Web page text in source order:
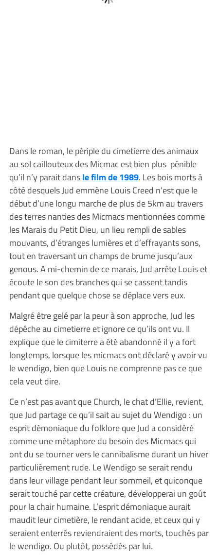
Dans le roman, le périple du cimetierre des animaux
au sol caillouteux des Micmac est bien plus pénible
qu’il n’y parait dansle film de 1989. Les bois morts à
côté desquels Jud emmène Louis Creed n’est que le
début d’une longu marche de plus de 5km au travers
des terres nanties des Micmacs mentionnées comme
les Marais du Petit Dieu, un lieu rempli de sables
mouvants, d’étranges lumières et d’effrayants sons,
tout en traversant un champs de brume jusqu’aux
genous. A mi-chemin de ce marais, Jud arrête Louis et
écoute le son des branches qui se cassent tandis
pendant que quelque chose se déplace vers eux.
Malgré être gelé par la peur à son approche, Jud les
dépêche au cimetierre et ignore ce qu’ils ont vu. Il
explique que le cimiterre a été abandonné il y a fort
longtemps, lorsque les micmacs ont déclaré y avoir vu
le wendigo, bien que Louis ne comprenne pas ce que
cela veut dire.
Ce n’est pas avant que Church, le chat d’Ellie, revient,
que Jud partage ce qu’il sait au sujet du Wendigo : un
esprit démoniaque du folklore que Jud a considéré
comme une métaphore du besoin des Micmacs qui
ont du se tourner vers le cannibalisme durant un hiver
particulièrement rude. Le Wendigo se serait rendu
dans leur village pendant leur sommeil, et quiconque
serait touché par cette créature, développerai un goût
pour la chair humaine. L’esprit démoniaque aurait
maudit leur cimetière, le rendant acide, et ceux qui y
seraient enterrés reviendraient des morts, touchés par
le wendigo. Ou plutôt, possédés par lui.